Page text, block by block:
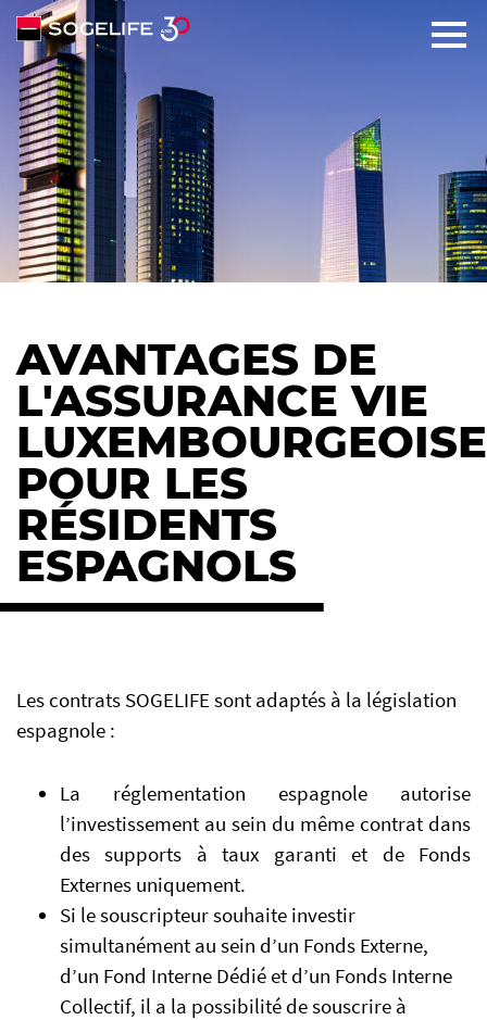
SOLUTIONS
HISTOIRE
ENGAGEMENTS
NEWS
CONTACT
FR EN IT
AVANTAGES DE
L'ASSURANCE VIE
LUXEMBOURGEOISE
POUR LES
RÉSIDENTS
ESPAGNOLS
Les contrats SOGELIFE sont adaptés à la législation
espagnole :
La réglementation espagnole autorise
l’investissement au sein du même contrat dans
des supports à taux garanti et de Fonds
Externes uniquement.
Si le souscripteur souhaite investir
simultanément au sein d’un Fonds Externe,
d’un Fond Interne Dédié et d’un Fonds Interne
Collectif, il a la possibilité de souscrire à